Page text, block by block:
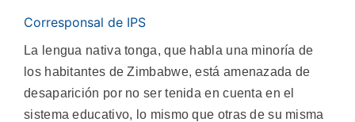
Corresponsal de IPS
La lengua nativa tonga, que habla una minoría de
los habitantes de Zimbabwe, está amenazada de
desaparición por no ser tenida en cuenta en el
sistema educativo, lo mismo que otras de su misma